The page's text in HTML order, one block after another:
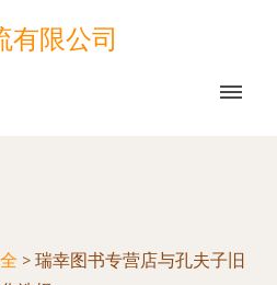
有限公司
> 瑞幸图书专营店与孔夫子旧